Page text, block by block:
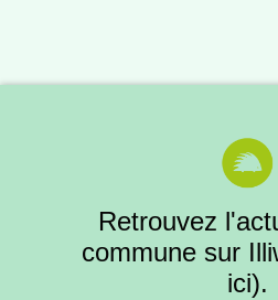
Retrouvez
commune sur
ici).